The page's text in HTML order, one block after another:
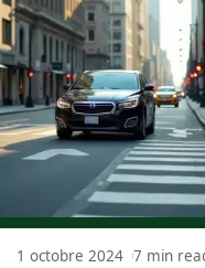
1 octobre 2024 7 min